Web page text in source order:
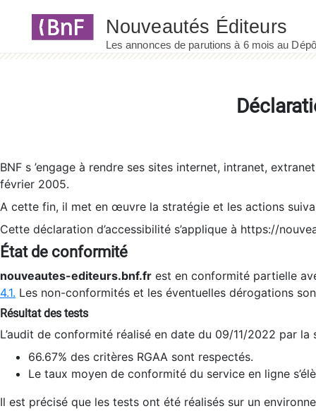
BNF s ’engage à rendre ses sites internet, intranet,
février 2005.
A cette fin, il met en œuvre la stratégie et les actions
Cette déclaration d’accessibilité s’applique à https://
État de conformité
nouveautes-editeurs.bnf.fr est en conformité partielle
4.1. Les non-conformités et les éventuelles dérogations
Résultat des tests
L’audit de conformité réalisé en date du 09/11/2022 par
66.67% des critères RGAA sont respectés.
Le taux moyen de conformité du service en ligne
Il est précisé que les tests ont été réalisés sur un